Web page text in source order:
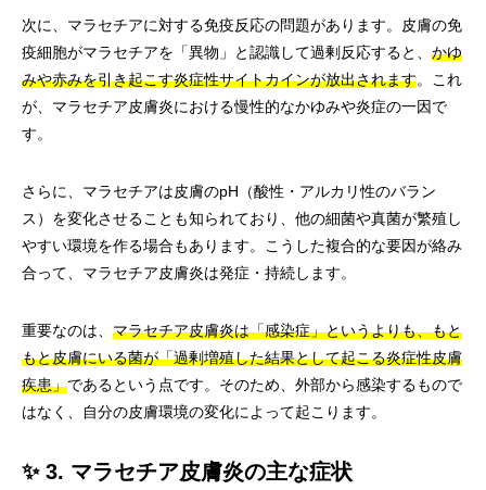
次に、マラセチアに対する免疫反応の問題があります。皮膚の免
疫細胞がマラセチアを「異物」と認識して過剰反応すると、 かゆ
みや赤みを引き起こす炎症性サイトカインが放出されます。これ
が、マラセチア皮膚炎における慢性的なかゆみや炎症の一因で
す。
さらに、マラセチアは皮膚のpH（酸性・アルカリ性のバラン
ス）を変化させることも知られており、他の細菌や真菌が繁殖し
やすい環境を作る場合もあります。こうした複合的な要因が絡み
合って、マラセチア皮膚炎は発症・持続します。
重要なのは、 マラセチア皮膚炎は「感染症」というよりも、もと
もと皮膚にいる菌が「過剰増殖した結果として起こる炎症性皮膚
疾患」であるという点です。そのため、外部から感染するもので
はなく、自分の皮膚環境の変化によって起こります。
✨ 3. マラセチア皮膚炎の主な症状